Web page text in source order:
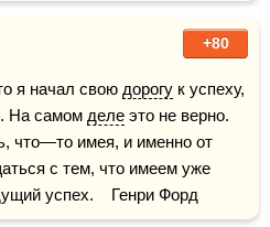
+80
я начал свою дорогу к успеху,
На самом деле это не верно.
что—то имея, и именно от
с тем, что имеем уже
успех.    Генри Форд